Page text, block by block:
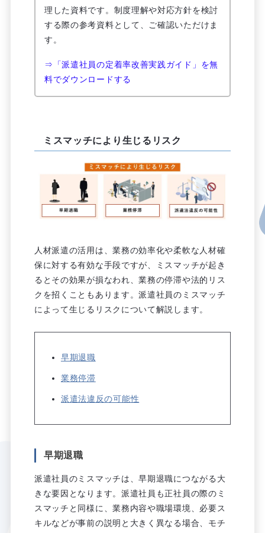
理した資料です。制度理解や対応方針を検討
する際の参考資料として、ご確認いただけま
す。
⇒「派遣社員の定着率改善実践ガイド」を無
料でダウンロードする
ミスマッチにより生じるリスク
人材派遣の活用は、業務の効率化や柔軟な人材確
保に対する有効な手段ですが、ミスマッチが起き
るとその効果が損なわれ、業務の停滞や法的リス
クを招くこともあります。派遣社員のミスマッチ
によって生じるリスクについて解説します。
早期退職
業務停滞
派遣法違反の可能性
早期退職
派遣社員のミスマッチは、早期退職につながる大
きな要因となります。派遣社員も正社員の際のミ
スマッチと同様に、業務内容や職場環境、必要ス
キルなどが事前の説明と大きく異なる場合、モチ